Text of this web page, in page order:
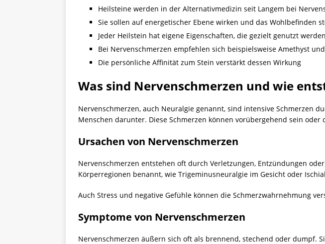
Heilsteine werden in der Alternativmedizin seit Langem bei
Sie sollen auf energetischer Ebene wirken und das Wohlbefinden
Jeder Heilstein hat eigene Eigenschaften, die gezielt genutzt
Bei Nervenschmerzen empfehlen sich beispielsweise Amethyst
Die persönliche Affinität zum Stein verstärkt dessen Wirkung
Was sind Nervenschmerzen und wie
Nervenschmerzen, auch Neuralgie genannt, sind intensive Schmerzen
Menschen darunter. Diese Schmerzen können vorübergehend sein oder
Ursachen von Nervenschmerzen
Nervenschmerzen entstehen oft durch Verletzungen, Entzündungen
Körperregionen benannt, wie Trigeminusneuralgie im Gesicht oder
Auch Stress und negative Gefühle können die Schmerzwahrnehmung
Symptome von Nervenschmerzen
Nervenschmerzen äußern sich oft als brennend, stechend oder dumpf.